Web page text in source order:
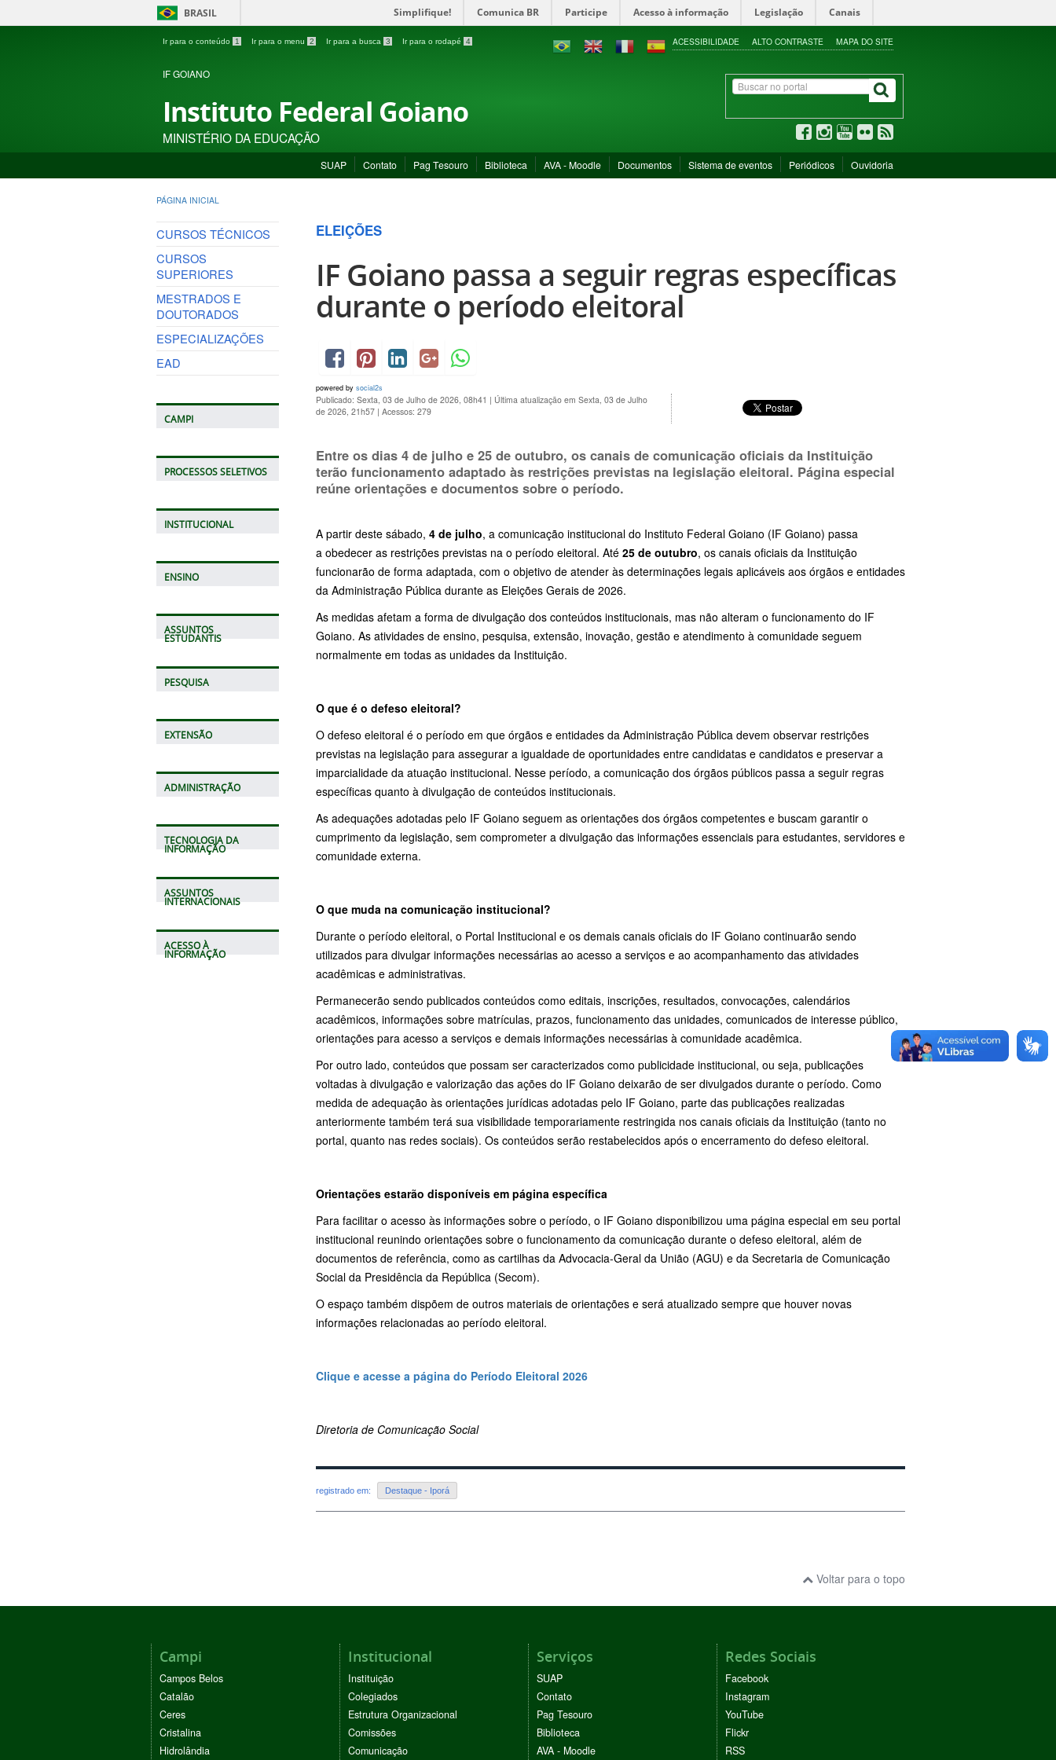
BRASIL Simplifique! Comunica BR Participe Acesso à informação Legislação Canais
Ir para o conteúdo 1 Ir para o menu 2 Ir para a busca 3 Ir para o rodapé 4 ACESSIBILIDADE ALTO CONTRASTE MAPA DO SITE
IF GOIANO
Instituto Federal Goiano
MINISTÉRIO DA EDUCAÇÃO
SUAP Contato Pag Tesouro Biblioteca AVA - Moodle Documentos Sistema de eventos Periódicos Ouvidoria
PÁGINA INICIAL
CURSOS TÉCNICOS
CURSOS
SUPERIORES
MESTRADOS E
DOUTORADOS
ESPECIALIZAÇÕES
EAD
CAMPI
PROCESSOS SELETIVOS
INSTITUCIONAL
ENSINO
ASSUNTOS
ESTUDANTIS
PESQUISA
EXTENSÃO
ADMINISTRAÇÃO
TECNOLOGIA DA
INFORMAÇÃO
ASSUNTOS
INTERNACIONAIS
ACESSO À
INFORMAÇÃO
ELEIÇÕES
IF Goiano passa a seguir regras específicas
durante o período eleitoral
powered by social2s
Publicado: Sexta, 03 de Julho de 2026, 08h41 | Última atualização em Sexta, 03 de Julho
de 2026, 21h57 | Acessos: 279
Entre os dias 4 de julho e 25 de outubro, os canais de comunicação oficiais da Instituição
terão funcionamento adaptado às restrições previstas na legislação eleitoral. Página especial
reúne orientações e documentos sobre o período.
A partir deste sábado, 4 de julho, a comunicação institucional do Instituto Federal Goiano (IF Goiano) passa
a obedecer as restrições previstas na o período eleitoral. Até 25 de outubro, os canais oficiais da Instituição
funcionarão de forma adaptada, com o objetivo de atender às determinações legais aplicáveis aos órgãos e entidades
da Administração Pública durante as Eleições Gerais de 2026.
As medidas afetam a forma de divulgação dos conteúdos institucionais, mas não alteram o funcionamento do IF
Goiano. As atividades de ensino, pesquisa, extensão, inovação, gestão e atendimento à comunidade seguem
normalmente em todas as unidades da Instituição.
O que é o defeso eleitoral?
O defeso eleitoral é o período em que órgãos e entidades da Administração Pública devem observar restrições
previstas na legislação para assegurar a igualdade de oportunidades entre candidatas e candidatos e preservar a
imparcialidade da atuação institucional. Nesse período, a comunicação dos órgãos públicos passa a seguir regras
específicas quanto à divulgação de conteúdos institucionais.
As adequações adotadas pelo IF Goiano seguem as orientações dos órgãos competentes e buscam garantir o
cumprimento da legislação, sem comprometer a divulgação das informações essenciais para estudantes, servidores e
comunidade externa.
O que muda na comunicação institucional?
Durante o período eleitoral, o Portal Institucional e os demais canais oficiais do IF Goiano continuarão sendo
utilizados para divulgar informações necessárias ao acesso a serviços e ao acompanhamento das atividades
acadêmicas e administrativas.
Permanecerão sendo publicados conteúdos como editais, inscrições, resultados, convocações, calendários
acadêmicos, informações sobre matrículas, prazos, funcionamento das unidades, comunicados de interesse público,
orientações para acesso a serviços e demais informações necessárias à comunidade acadêmica.
Por outro lado, conteúdos que possam ser caracterizados como publicidade institucional, ou seja, publicações
voltadas à divulgação e valorização das ações do IF Goiano deixarão de ser divulgados durante o período. Como
medida de adequação às orientações jurídicas adotadas pelo IF Goiano, parte das publicações realizadas
anteriormente também terá sua visibilidade temporariamente restringida nos canais oficiais da Instituição (tanto no
portal, quanto nas redes sociais). Os conteúdos serão restabelecidos após o encerramento do defeso eleitoral.
Orientações estarão disponíveis em página específica
Para facilitar o acesso às informações sobre o período, o IF Goiano disponibilizou uma página especial em seu portal
institucional reunindo orientações sobre o funcionamento da comunicação durante o defeso eleitoral, além de
documentos de referência, como as cartilhas da Advocacia-Geral da União (AGU) e da Secretaria de Comunicação
Social da Presidência da República (Secom).
O espaço também dispõem de outros materiais de orientações e será atualizado sempre que houver novas
informações relacionadas ao período eleitoral.
Clique e acesse a página do Período Eleitoral 2026
Diretoria de Comunicação Social
registrado em: Destaque - Iporá
Voltar para o topo
Campi
Campos Belos
Catalão
Ceres
Cristalina
Hidrolândia
Institucional
Instituição
Colegiados
Estrutura Organizacional
Comissões
Comunicação
Serviços
SUAP
Contato
Pag Tesouro
Biblioteca
AVA - Moodle
Redes Sociais
Facebook
Instagram
YouTube
Flickr
RSS